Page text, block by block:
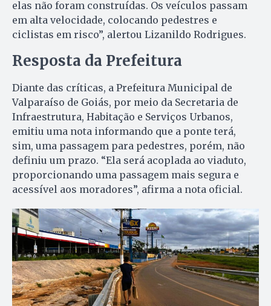
elas não foram construídas. Os veículos passam
em alta velocidade, colocando pedestres e
ciclistas em risco”, alertou Lizanildo Rodrigues.
Resposta da Prefeitura
Diante das críticas, a Prefeitura Municipal de
Valparaíso de Goiás, por meio da Secretaria de
Infraestrutura, Habitação e Serviços Urbanos,
emitiu uma nota informando que a ponte terá,
sim, uma passagem para pedestres, porém, não
definiu um prazo. “Ela será acoplada ao viaduto,
proporcionando uma passagem mais segura e
acessível aos moradores”, afirma a nota oficial.